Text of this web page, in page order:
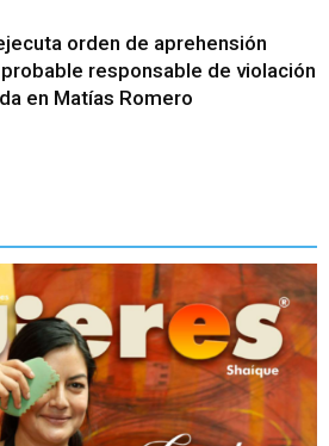
orden de aprehensión
responsable de violación
en Matías Romero